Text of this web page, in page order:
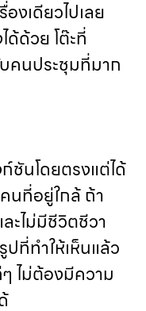
งเดียวไปเลย
ด้ด้วย โต๊ะที่
คนประชุมที่มาก
ชันโดยตรงแต่ได้
ที่อยู่ใกล้ ถ้า
ะไม่มีชีวิตชีวา
ที่ทำให้เห็นแล้ว
ไม่ต้องมีความ